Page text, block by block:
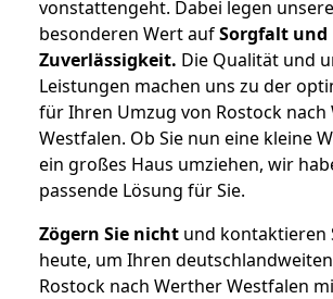
vonstattengeht. Dabei legen
besonderen Wert aufSorgfalt und
Zuverlässigkeit. Die Qualität und
Leistungen machen uns zu der
für Ihren Umzug von Rostock nach
Westfalen. Ob Sie nun eine kleine
ein großes Haus umziehen, wir
passende Lösung für Sie.
Zögern Sie nicht und kontaktieren
heute, um Ihren
Rostock nach Werther Westfalen